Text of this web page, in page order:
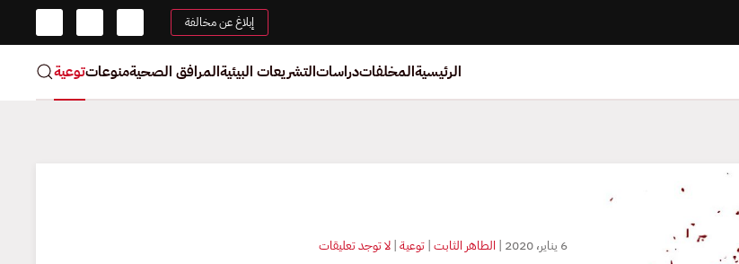
إبلاغ عن مخالفة
الرئيسيةالمخلفاتدراساتالتشريعات البيئيةالمرافق الصحيةمنوعاتتوعية
6 يناير، 2020 | الطاهر الثابت|توعية|لا توجد تعليقاتعلى